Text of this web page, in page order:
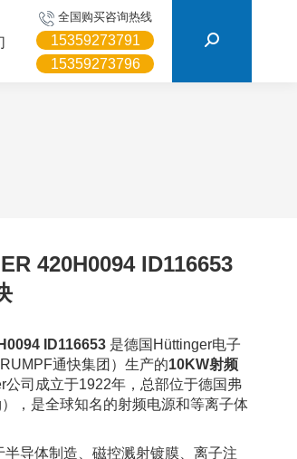
全国购买咨询热线
15359273791
15359273796
420H0094 ID116653
ID116653 是德国Hüttinger电子
通快集团）生产的10KW射频
公司成立于1922年，总部位于德国弗
，是全球知名的射频电源和等离子体
半导体制造、磁控溅射镀膜、离子注